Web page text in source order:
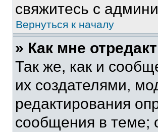
свяжитесь с
Вернуться к началу
» Как мне
Так же, как и
их создателями,
редактирования
сообщения в теме;